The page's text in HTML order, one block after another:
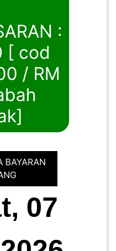
:
[ cod
/ RM
BAYARAN
07